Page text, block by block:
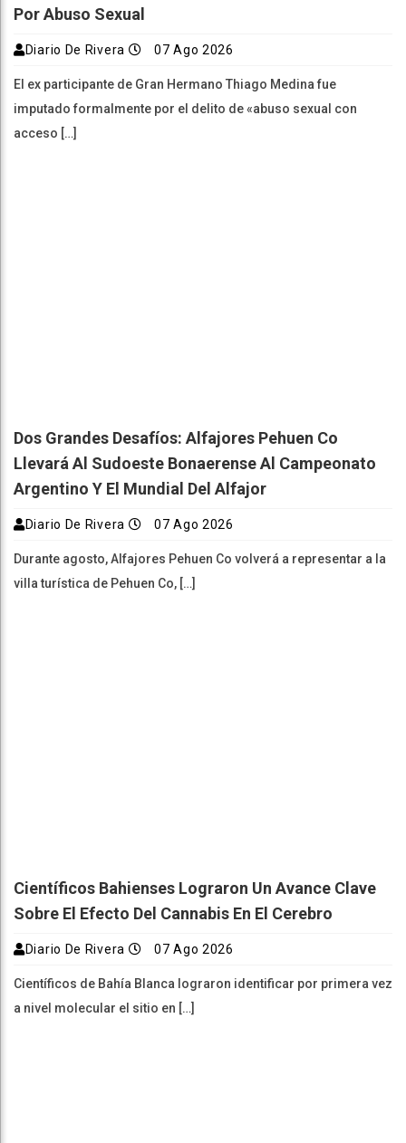
Por Abuso Sexual
Diario De Rivera 07 Ago 2026
El ex participante de Gran Hermano Thiago Medina fue
imputado formalmente por el delito de «abuso sexual con
acceso […]
Dos Grandes Desafíos: Alfajores Pehuen Co
Llevará Al Sudoeste Bonaerense Al Campeonato
Argentino Y El Mundial Del Alfajor
Diario De Rivera 07 Ago 2026
Durante agosto, Alfajores Pehuen Co volverá a representar a la
villa turística de Pehuen Co, […]
Científicos Bahienses Lograron Un Avance Clave
Sobre El Efecto Del Cannabis En El Cerebro
Diario De Rivera 07 Ago 2026
Científicos de Bahía Blanca lograron identificar por primera vez
a nivel molecular el sitio en […]